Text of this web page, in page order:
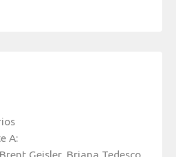
A:
Brent Geisler, Briana Tedesco,